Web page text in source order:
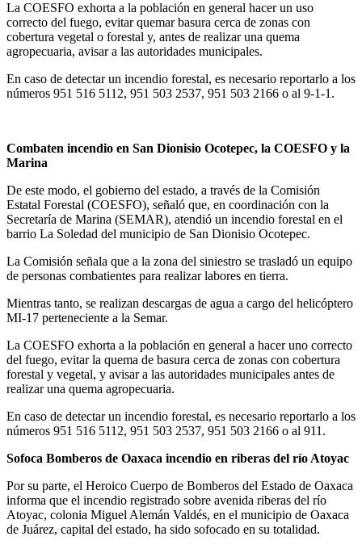
La COESFO exhorta a la población en general hacer un uso
correcto del fuego, evitar quemar basura cerca de zonas con
cobertura vegetal o forestal y, antes de realizar una quema
agropecuaria, avisar a las autoridades municipales.
En caso de detectar un incendio forestal, es necesario reportarlo a los
números 951 516 5112, 951 503 2537, 951 503 2166 o al 9-1-1.
Combaten incendio en San Dionisio Ocotepec, la COESFO y la
Marina
De este modo, el gobierno del estado, a través de la Comisión
Estatal Forestal (COESFO), señaló que, en coordinación con la
Secretaría de Marina (SEMAR), atendió un incendio forestal en el
barrio La Soledad del municipio de San Dionisio Ocotepec.
La Comisión señala que a la zona del siniestro se trasladó un equipo
de personas combatientes para realizar labores en tierra.
Mientras tanto, se realizan descargas de agua a cargo del helicóptero
MI-17 perteneciente a la Semar.
La COESFO exhorta a la población en general a hacer uno correcto
del fuego, evitar la quema de basura cerca de zonas con cobertura
forestal y vegetal, y avisar a las autoridades municipales antes de
realizar una quema agropecuaria.
En caso de detectar un incendio forestal, es necesario reportarlo a los
números 951 516 5112, 951 503 2537, 951 503 2166 o al 911.
Sofoca Bomberos de Oaxaca incendio en riberas del río Atoyac
Por su parte, el Heroico Cuerpo de Bomberos del Estado de Oaxaca
informa que el incendio registrado sobre avenida riberas del río
Atoyac, colonia Miguel Alemán Valdés, en el municipio de Oaxaca
de Juárez, capital del estado, ha sido sofocado en su totalidad.